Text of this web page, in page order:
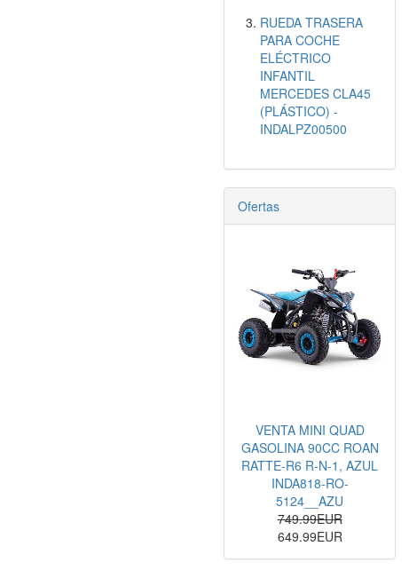
RUEDA TRASERA
PARA COCHE
ELÉCTRICO
INFANTIL
MERCEDES CLA45
(PLÁSTICO) -
INDALPZ00500
Ofertas
VENTA MINI QUAD
GASOLINA 90CC ROAN
RATTE-R6 R-N-1, AZUL
INDA818-RO-
5124__AZU
749.99EUR
649.99EUR